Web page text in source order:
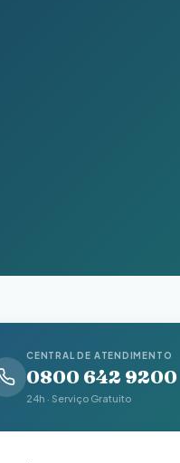
CENTRAL DE ATENDIMENTO
0800 642 9200
24h · Serviço Gratuito